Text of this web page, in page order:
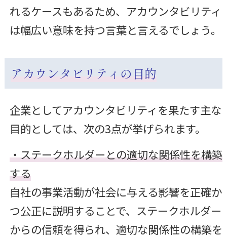
れるケースもあるため、アカウンタビリティ
は幅広い意味を持つ言葉と言えるでしょう。
アカウンタビリティの目的
企業としてアカウンタビリティを果たす主な
目的としては、次の3点が挙げられます。
・ステークホルダーとの適切な関係性を構築
する
自社の事業活動が社会に与える影響を正確か
つ公正に説明することで、ステークホルダー
からの信頼を得られ、適切な関係性の構築を